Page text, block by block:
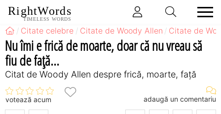
RightWords
TIMELESS WORDS
Citate celebre Citate de Woody Allen Citate de
Nu îmi e frică de moarte, doar că nu vreau să
fiu de faţă...
Citat de Woody Allen despre frică, moarte, față
votează acum adaugă un comentariu